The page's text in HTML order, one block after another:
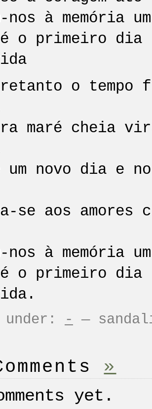
nos à memória
o primeiro dia
o tempo
maré cheia
um novo dia e
se aos amores
nos à memória
o primeiro dia
- —
»
yet.